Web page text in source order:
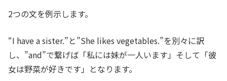
2つの文を例示します。
“I have a sister.”と”She likes vegetables.”を別々に訳
し、”and”で繋げば「私には妹が一人います」そして「彼
女は野菜が好きです」となります。